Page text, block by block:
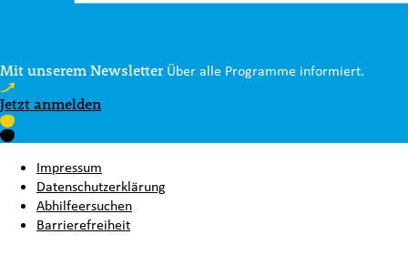
Mit unserem Newsletter Über alle Programme informiert.
Jetzt anmelden
Impressum
Datenschutzerklärung
Abhilfeersuchen
Barrierefreiheit